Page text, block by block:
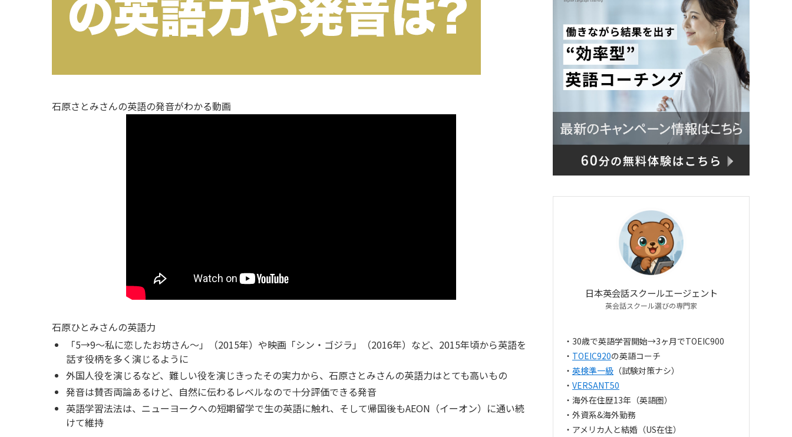
石原さとみさんの英語の発音がわかる動画
石原ひとみさんの英語力
「5→9〜私に恋したお坊さん〜」（2015年）や映画「シン・ゴジラ」（2016年）など、2015年頃から英語を
話す役柄を多く演じるように
外国人役を演じるなど、難しい役を演じきったその実力から、石原さとみさんの英語力はとても高いもの
発音は賛否両論あるけど、自然に伝わるレベルなので十分評価できる発音
英語学習法法は、ニューヨークへの短期留学で生の英語に触れ、そして帰国後もAEON（イーオン）に通い続
けて維持
日本英会話スクールエージェント
英会話スクール選びの専門家
・30歳で英語学習開始→3ヶ月でTOEIC900
・ TOEIC920の英語コーチ
・ 英検準一級 （試験対策ナシ）
・ VERSANT50
・海外在住歴13年（英語圏）
・外資系&海外勤務
・アメリカ人と結婚（US在住）